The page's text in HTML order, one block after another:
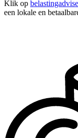
Klik op
een lokale en